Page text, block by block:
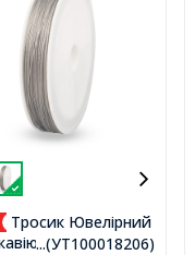
...(УТ100018206)
Тросик Ювелірний
Сталь,